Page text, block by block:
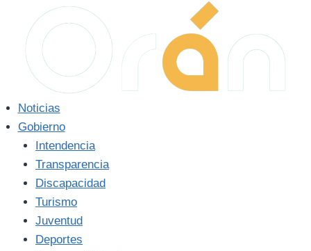
contenido
Noticias
Gobierno
Intendencia
Transparencia
Discapacidad
Turismo
Juventud
Deportes